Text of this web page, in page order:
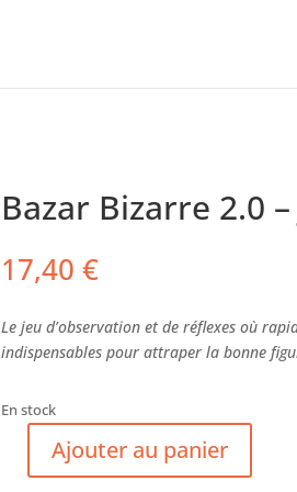
Bazar Bizarre 2.0
17,40 €
Le jeu d’observation et de réflexes où
indispensables pour attraper la bonne
En stock
quantitéAjouter au panier